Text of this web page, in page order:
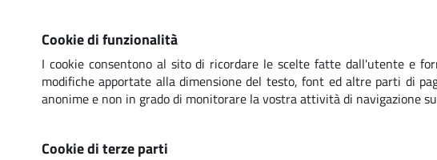
Cookie di funzionalità
I cookie consentono al sito di ricordare le scelte fatte dall'utente e
modifiche apportate alla dimensione del testo, font ed altre parti di
anonime e non in grado di monitorare la vostra attività di navigazione
Cookie di terze parti